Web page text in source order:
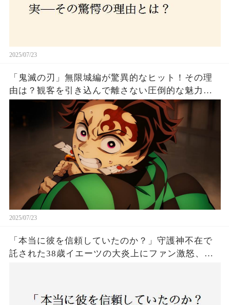
2025/07/23
「鬼滅の刃」無限城編が驚異的なヒット！その理
由は？観客を引き込んで離さない圧倒的な魅力と
2025/07/23
「本当に彼を信頼していたのか？」守護神不在で
託された38歳イエーツの大炎上にファン激怒、ド